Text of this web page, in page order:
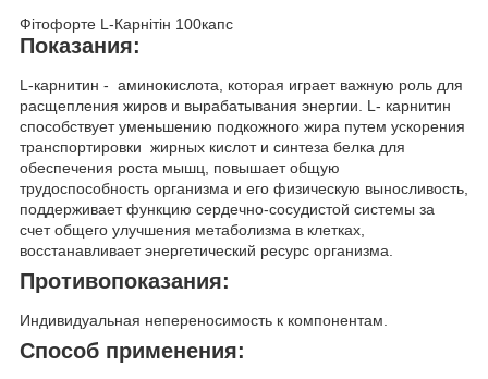
Фітофорте L-Карнітін 100капс
Показания:
L-карнитин - аминокислота, которая играет важную роль для
расщепления жиров и вырабатывания энергии. L- карнитин
способствует уменьшению подкожного жира путем ускорения
транспортировки жирных кислот и синтеза белка для
обеспечения роста мышц, повышает общую
трудоспособность организма и его физическую выносливость,
поддерживает функцию сердечно-сосудистой системы за
счет общего улучшения метаболизма в клетках,
восстанавливает энергетический ресурс организма.
Противопоказания:
Индивидуальная непереносимость к компонентам.
Способ применения: